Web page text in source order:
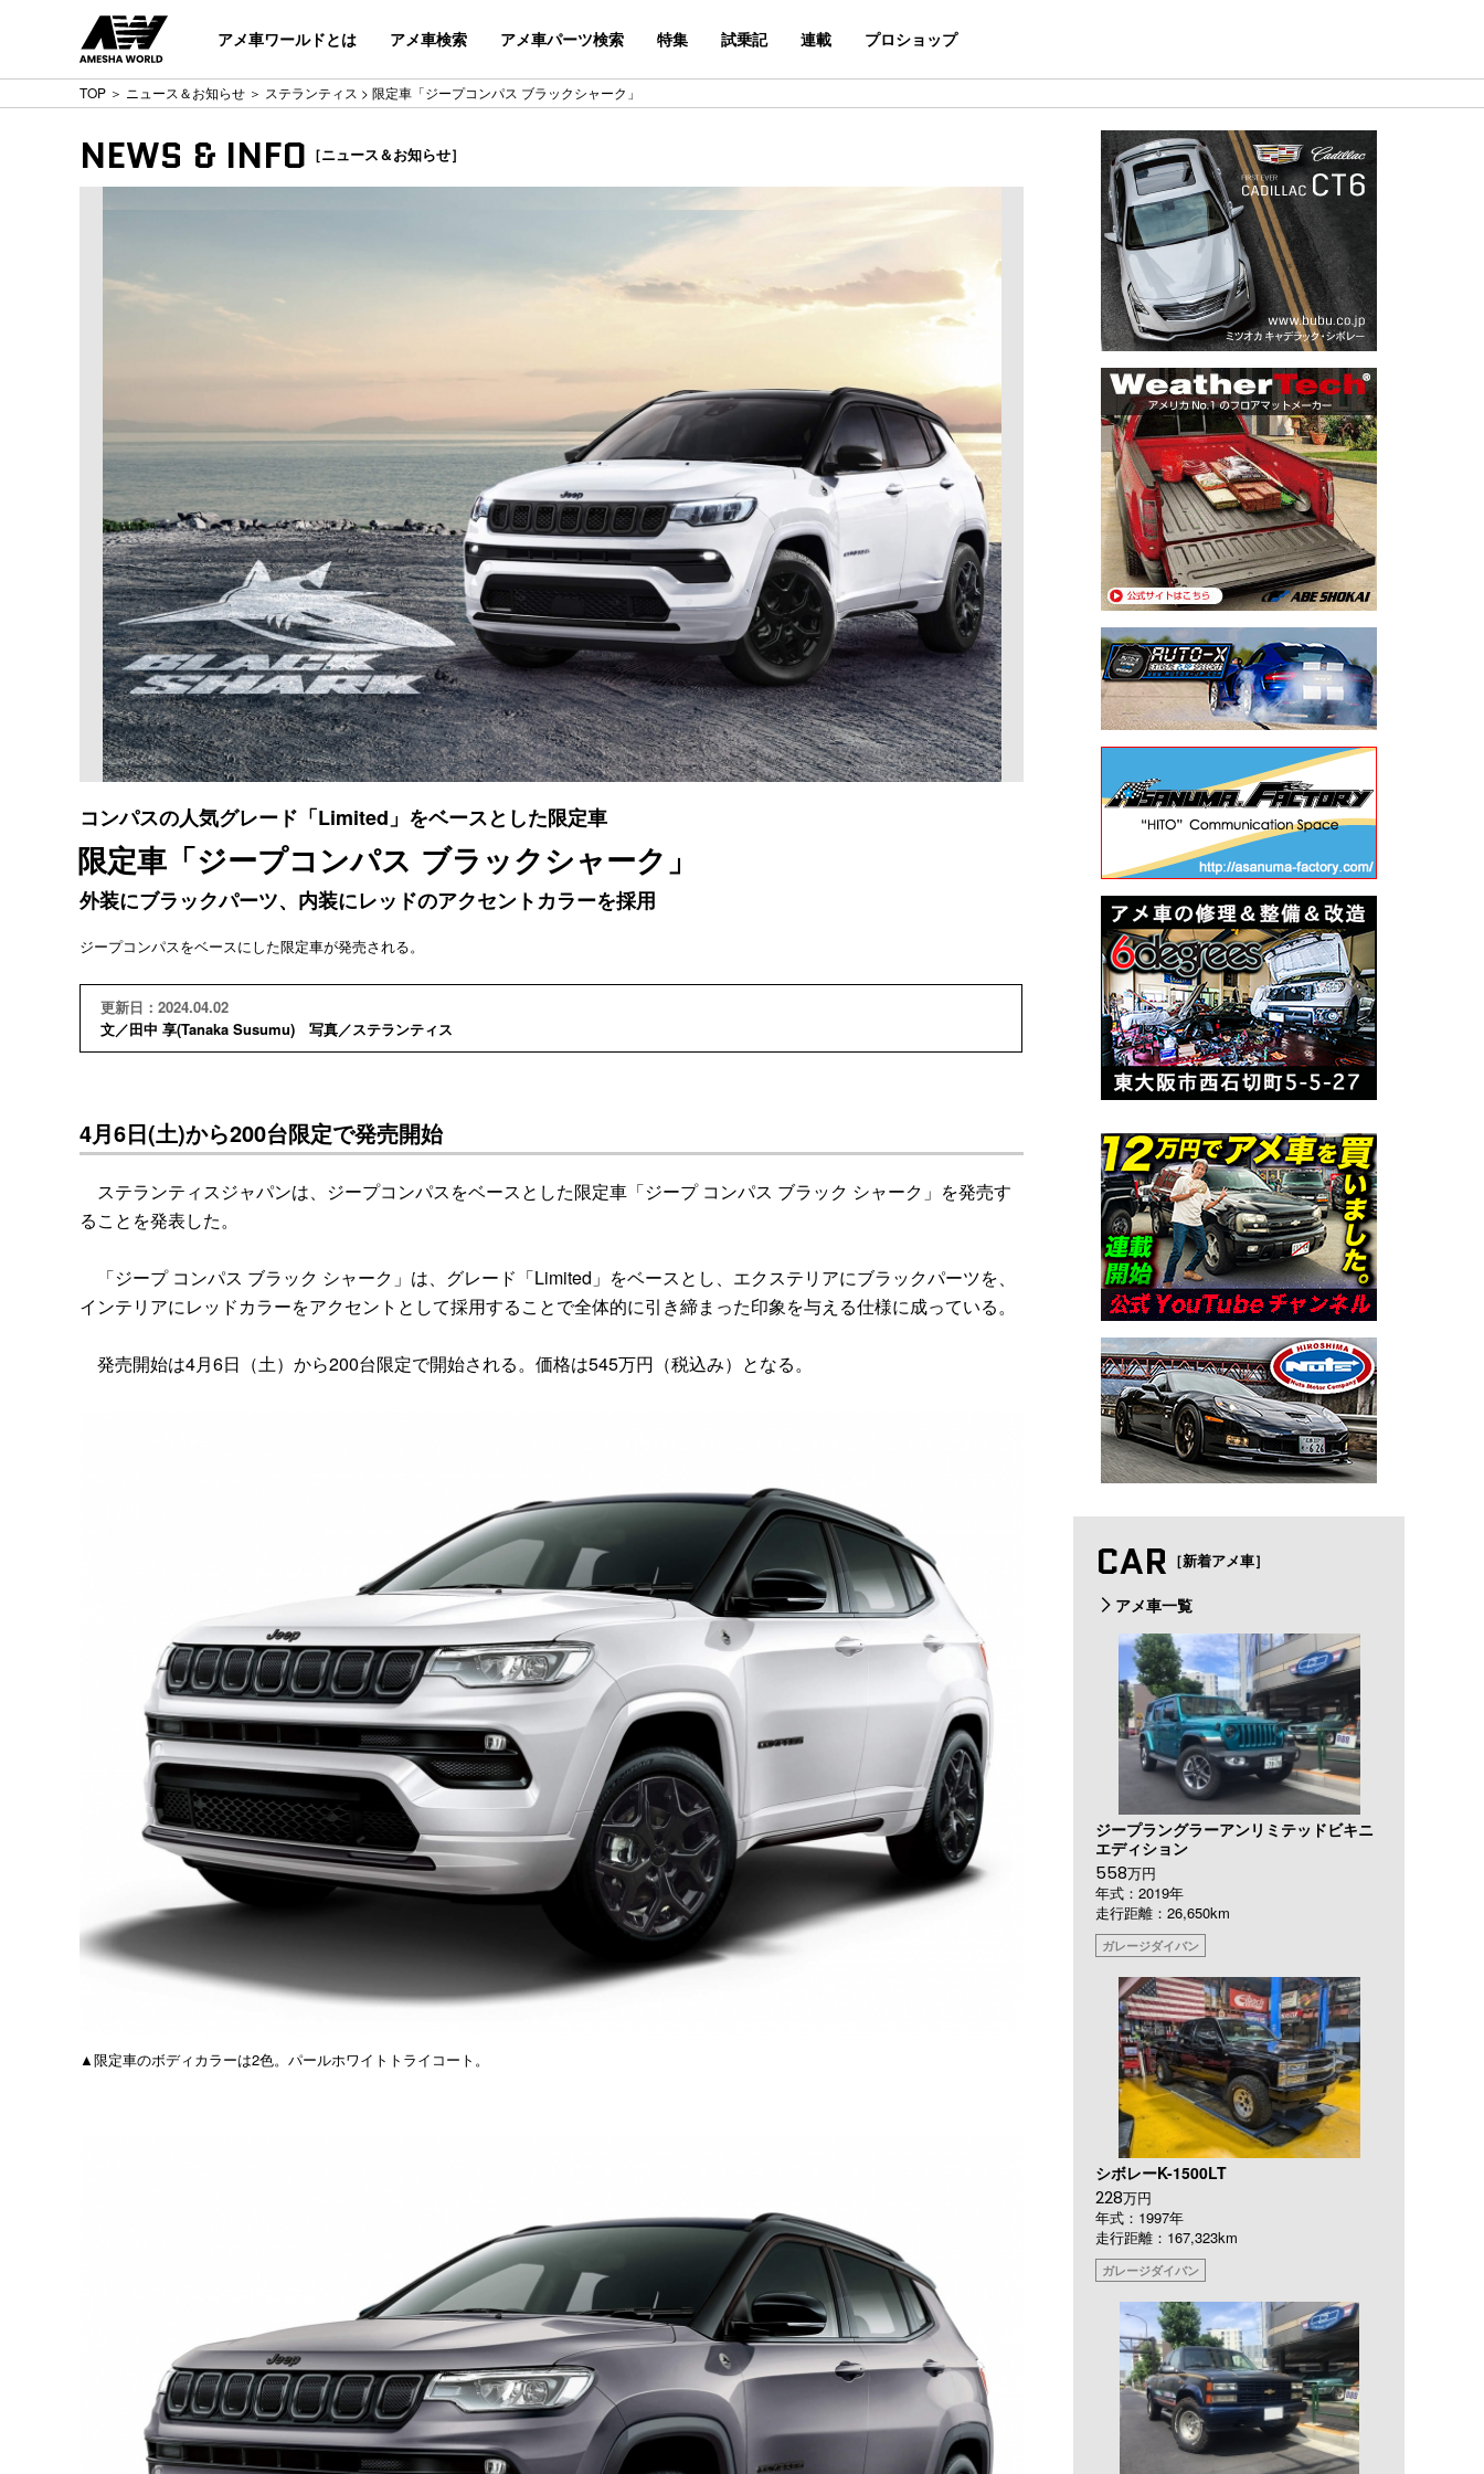
アメ車ワールドとは アメ車検索 アメ車パーツ検索 特集 試乗記 連載 プロショップ
TOP ＞ ニュース＆お知らせ ＞ ステランティス > 限定車「ジープコンパス ブラックシャーク」
NEWS & INFO ［ニュース＆お知らせ］
コンパスの人気グレード「Limited」をベースとした限定車
限定車「ジープコンパス ブラックシャーク」
外装にブラックパーツ、内装にレッドのアクセントカラーを採用
ジープコンパスをベースにした限定車が発売される。
更新日：2024.04.02
文／田中 享(Tanaka Susumu) 写真／ステランティス
4月6日(土)から200台限定で発売開始
ステランティスジャパンは、ジープコンパスをベースとした限定車「ジープ コンパス ブラック シャーク」を発売す
ることを発表した。
「ジープ コンパス ブラック シャーク」は、グレード「Limited」をベースとし、エクステリアにブラックパーツを、
インテリアにレッドカラーをアクセントとして採用することで全体的に引き締まった印象を与える仕様に成っている。
発売開始は4月6日（土）から200台限定で開始される。価格は545万円（税込み）となる。
▲限定車のボディカラーは2色。パールホワイトトライコート。
CAR ［新着アメ車］
アメ車一覧
ジープラングラーアンリミテッドビキニ
エディション
558万円
年式：2019年
走行距離：26,650km
ガレージダイバン
シボレーK-1500LT
228万円
年式：1997年
走行距離：167,323km
ガレージダイバン